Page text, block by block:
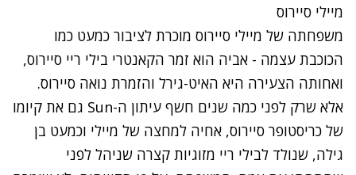
מיילי סיירוס
משפחתה של מיילי סיירוס מוכרת לציבור כמעט כמו
הכוכבת עצמה - אביה הוא זמר הקאנטרי בילי ריי סיירוס,
ואחותה הצעירה היא האיט-גירל והזמרת נואה סיירוס.
אלא שרק לפני כמה שנים חשף עיתון ה-Sun גם את קיומו
של כריסטופר סיירוס, אחיה למחצה של מיילי וכמעט בן
גילה, שנולד לבילי ריי מזוגיות קצרה שניהל לפני